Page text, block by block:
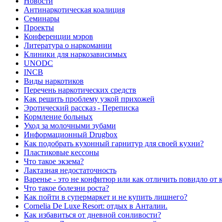
Антинаркотическая коалиция
Семинары
Проекты
Конференции мэров
Литература о наркомании
Клиники для наркозависимых
UNODC
INCB
Виды наркотиков
Перечень наркотических средств
Как решить проблему узкой прихожей
Эротический рассказ - Переписка
Кормление больных
Уход за молочными зубами
Информационный Drugbox
Как подобрать кухонный гарнитур для своей кухни?
Пластиковые кессоны
Что такое экзема?
Лактазная недостаточность
Варенье - это не конфитюр или как отличить повидло от
Что такое болезни роста?
Как пойти в супермаркет и не купить лишнего?
Сornelia De Luxe Resort: отдых в Анталии.
Как избавиться от дневной сонливости?